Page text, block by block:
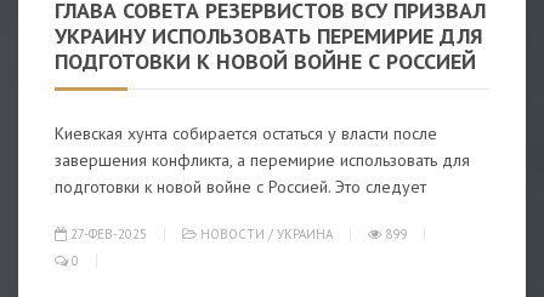
ГЛАВА СОВЕТА РЕЗЕРВИСТОВ ВСУ ПРИЗВАЛ
УКРАИНУ ИСПОЛЬЗОВАТЬ ПЕРЕМИРИЕ ДЛЯ
ПОДГОТОВКИ К НОВОЙ ВОЙНЕ С РОССИЕЙ
Киевская хунта собирается остаться у власти после
завершения конфликта, а перемирие использовать для
подготовки к новой войне с Россией. Это следует
27-ФЕВ-2025 НОВОСТИ / УКРАИНА
899
0